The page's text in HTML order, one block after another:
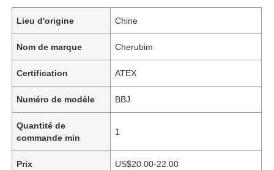
Lieu d'origine Chine
Nom de marque Cherubim
Certification ATEX
Numéro de modèle BBJ
Quantité de
commande min
1
Prix US$20.00-22.00